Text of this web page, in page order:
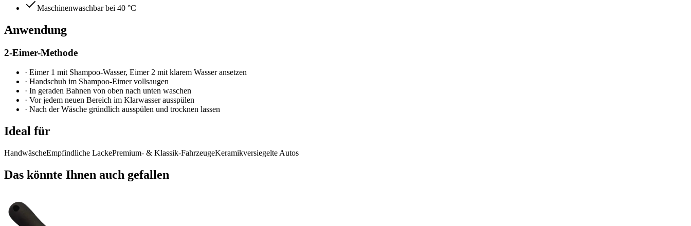
Maschinenwaschbar bei 40 °C
Anwendung
2-Eimer-Methode
· Eimer 1 mit Shampoo-Wasser, Eimer 2 mit klarem Wasser ansetzen
· Handschuh im Shampoo-Eimer vollsaugen
· In geraden Bahnen von oben nach unten waschen
· Vor jedem neuen Bereich im Klarwasser ausspülen
· Nach der Wäsche gründlich ausspülen und trocknen lassen
Ideal für
HandwäscheEmpfindliche LackePremium- & Klassik-FahrzeugeKeramikversiegelte Autos
Das könnte Ihnen auch gefallen